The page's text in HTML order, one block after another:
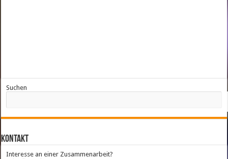
Suchen
Kontakt
Interesse an einer Zusammenarbeit?